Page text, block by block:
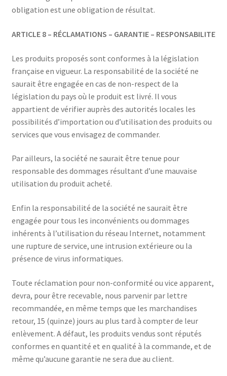
obligation est une obligation de résultat.
ARTICLE 8 – RÉCLAMATIONS – GARANTIE – RESPONSABILITE
Les produits proposés sont conformes à la législation
française en vigueur. La responsabilité de la société ne
saurait être engagée en cas de non-respect de la
législation du pays où le produit est livré. Il vous
appartient de vérifier auprès des autorités locales les
possibilités d’importation ou d’utilisation des produits ou
services que vous envisagez de commander.
Par ailleurs, la société ne saurait être tenue pour
responsable des dommages résultant d’une mauvaise
utilisation du produit acheté.
Enfin la responsabilité de la société ne saurait être
engagée pour tous les inconvénients ou dommages
inhérents à l’utilisation du réseau Internet, notamment
une rupture de service, une intrusion extérieure ou la
présence de virus informatiques.
Toute réclamation pour non-conformité ou vice apparent,
devra, pour être recevable, nous parvenir par lettre
recommandée, en même temps que les marchandises
retour, 15 (quinze) jours au plus tard à compter de leur
enlèvement. A défaut, les produits vendus sont réputés
conformes en quantité et en qualité à la commande, et de
même qu’aucune garantie ne sera due au client.